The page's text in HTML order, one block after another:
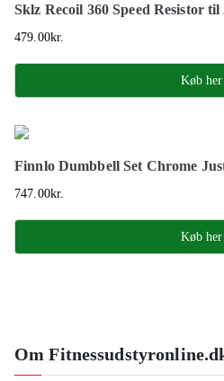
Sklz Recoil 360 Speed Resistor
479.00kr.
Køb her
Finnlo Dumbbell Set Chrome
747.00kr.
Køb her
Om